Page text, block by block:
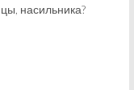
насильника?